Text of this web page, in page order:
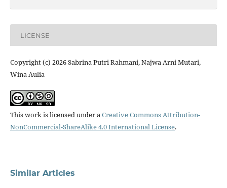
LICENSE
Copyright (c) 2026 Sabrina Putri Rahmani, Najwa Arni Mutari,
Wina Aulia
This work is licensed under aCreative Commons Attribution-
NonCommercial-ShareAlike 4.0 International License.
Similar Articles